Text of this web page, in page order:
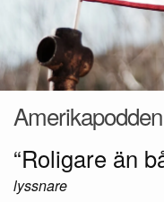
Amerikapodden
“Roligare än
lyssnare